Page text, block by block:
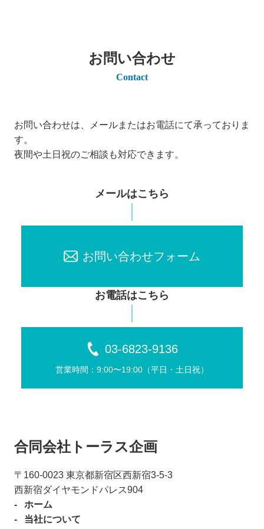
お問い合わせ
Contact
お問い合わせは、メールまたはお電話にて承っておりま
す。
夜間や土日祝のご相談も対応できます。
メールはこちら
お問い合わせフォーム
お電話はこちら
03-6823-9136
営業時間：9:00〜19:00（平⽇・⼟⽇祝）
合同会社トーラス企画
〒160-0023 東京都新宿区⻄新宿3-5-3
⻄新宿ダイヤモンドパレス904
ホーム
当社について